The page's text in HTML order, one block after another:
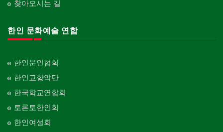
찾아오시는 길
한인 문화예술 연합
한인문인협회
한인교향악단
한국학교연합회
토론토한인회
한인여성회